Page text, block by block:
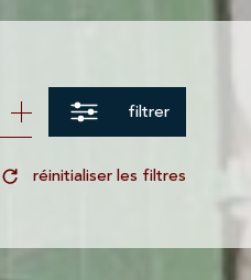
filtrer
réinitialiser les filtres